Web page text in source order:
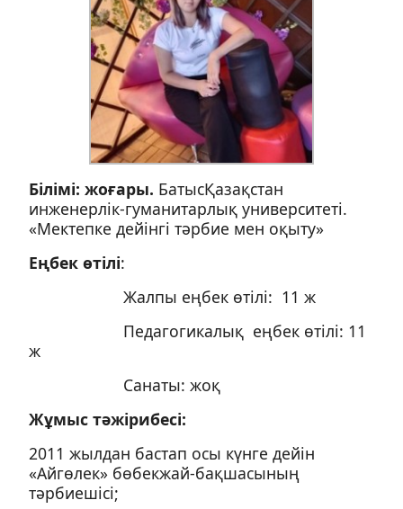
Білімі: жоғары. БатысҚазақстан
инженерлік-гуманитарлық университеті.
«Мектепке дейінгі тәрбие мен оқыту»
Еңбек өтілі:
Жалпы еңбек өтілі: 11 ж
Педагогикалық еңбек өтілі: 11
ж
Санаты: жоқ
Жұмыс тәжірибесі:
2011 жылдан бастап осы күнге дейін
«Айгөлек» бөбекжай-бақшасының
тәрбиешісі;